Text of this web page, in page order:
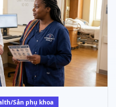
Sản phụ khoa